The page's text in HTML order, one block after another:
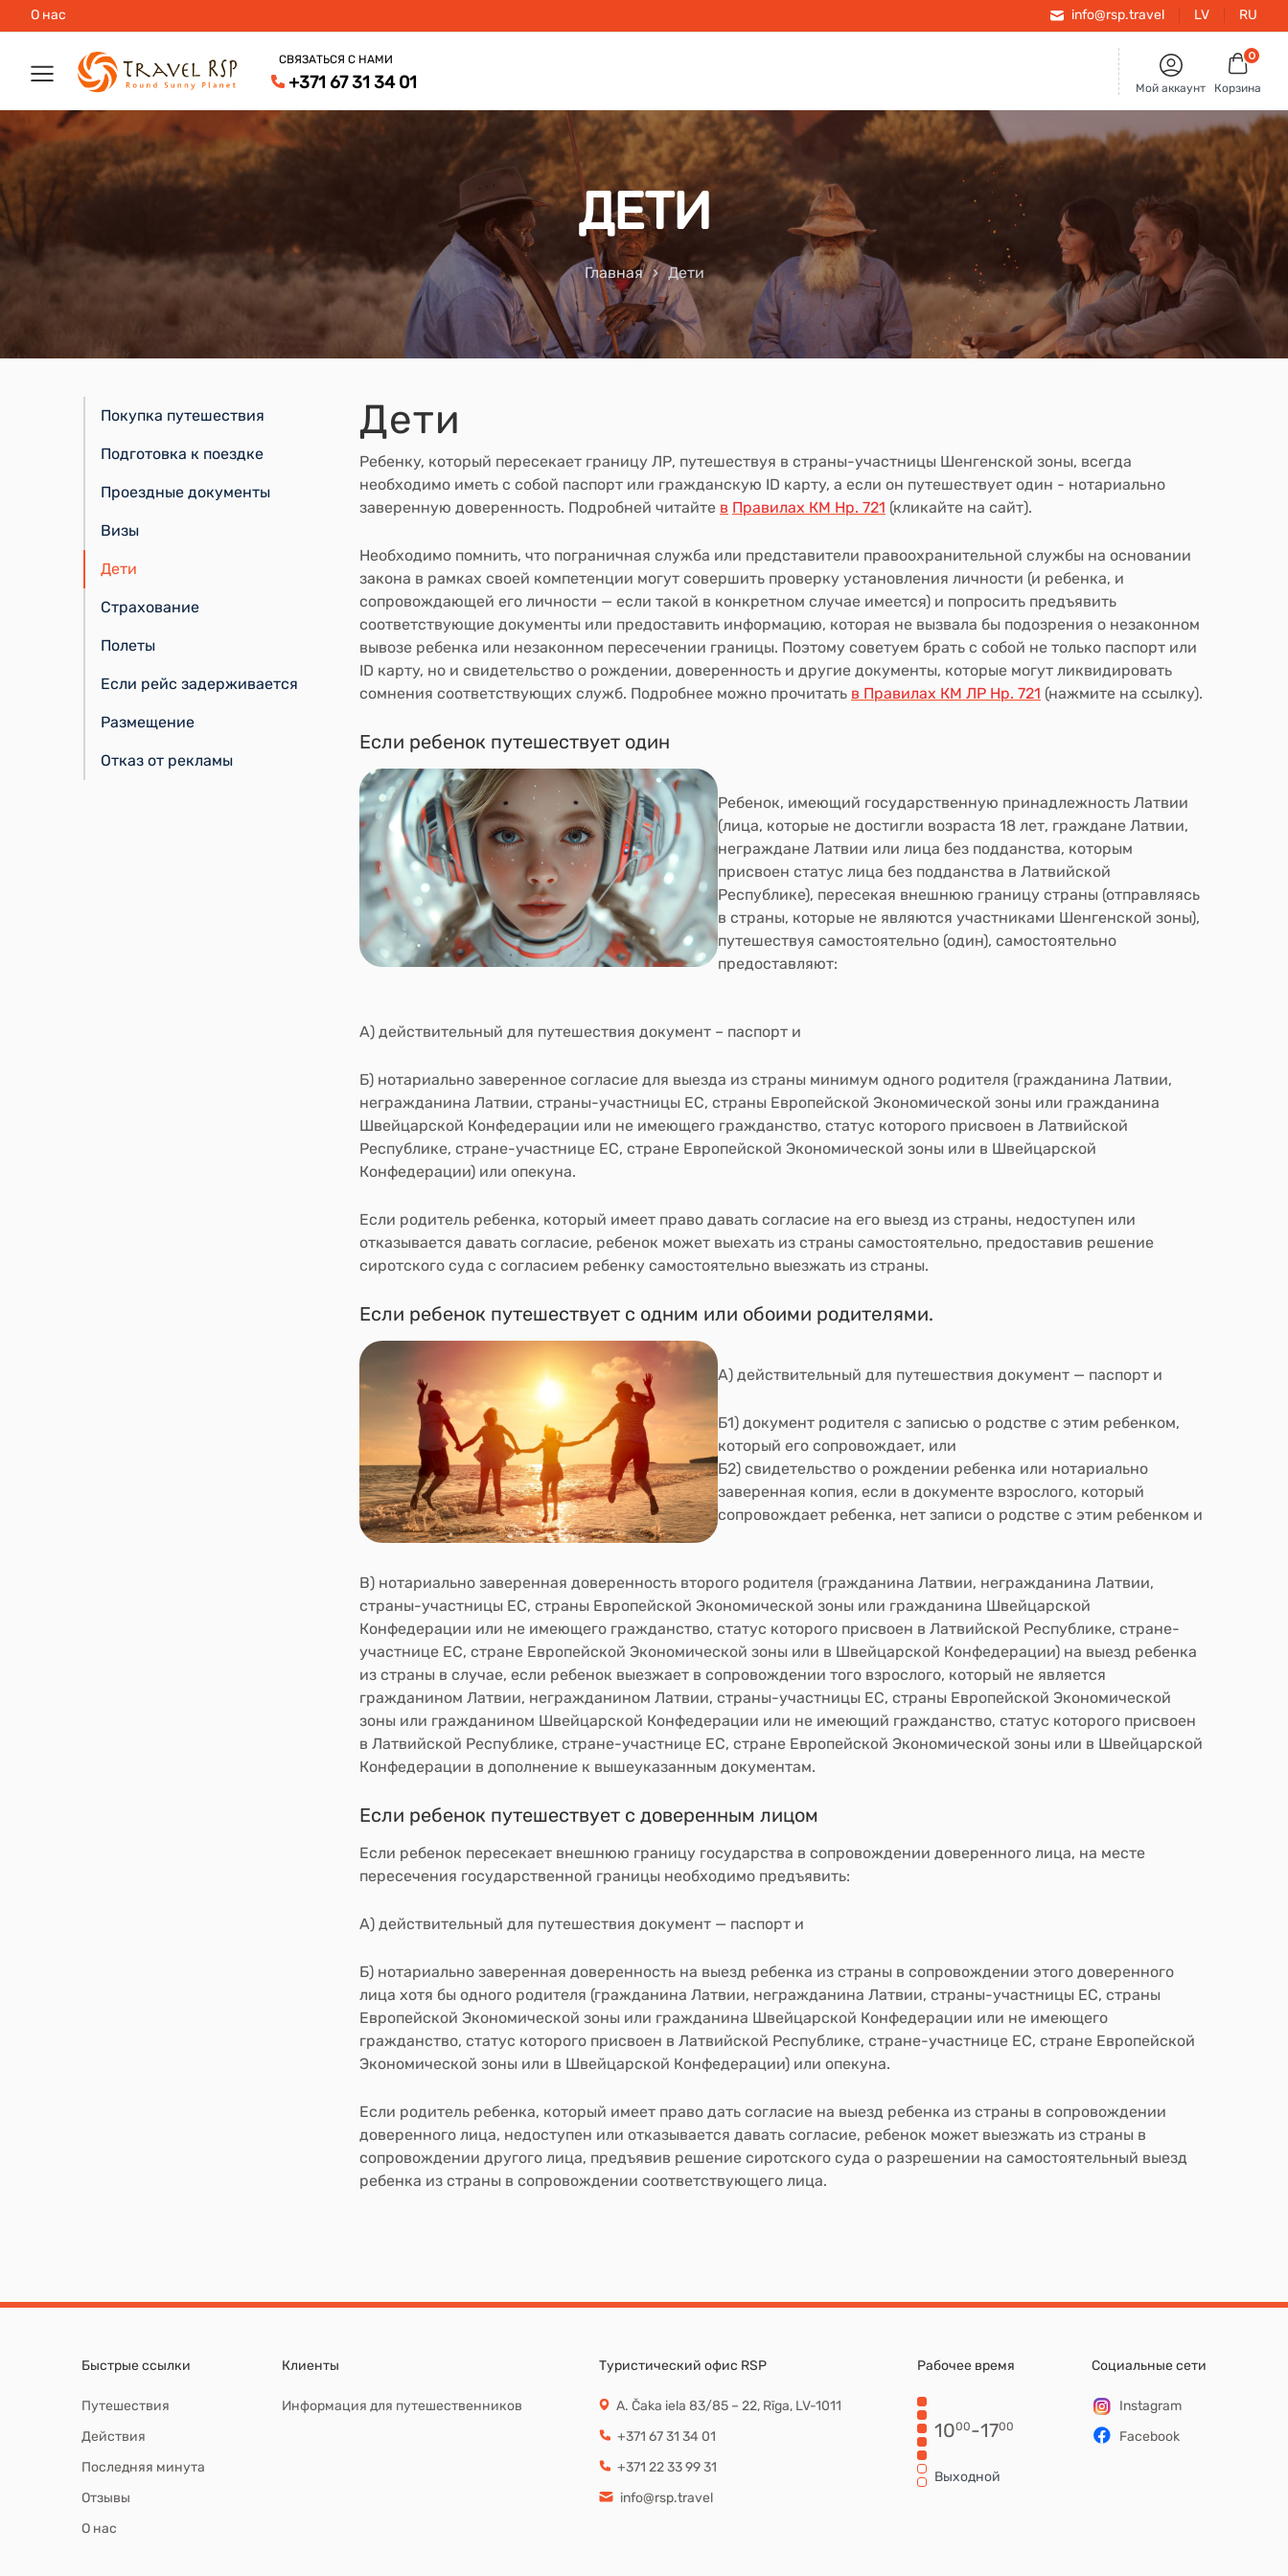
О нас info@rsp.travel LV RU
СВЯЗАТЬСЯ С НАМИ
+371 67 31 34 01 Мой аккаунт
0
Корзина
ДЕТИ
Главная Дети
Покупка путешествия
Подготовка к поездке
Проездные документы
Визы
Дети
Страхование
Полеты
Если рейс задерживается
Размещение
Отказ от рекламы
Дети
Ребенку, который пересекает границу ЛР, путешествуя в страны-участницы Шенгенской зоны, всегда
необходимо иметь с собой паспорт или гражданскую ID карту, а если он путешествует один - нотариально
заверенную доверенность. Подробней читайте в Правилах КМ Нр. 721 (кликайте на сайт).
Необходимо помнить, что пограничная служба или представители правоохранительной службы на основании
закона в рамках своей компетенции могут совершить проверку установления личности (и ребенка, и
сопровождающей его личности — если такой в конкретном случае имеется) и попросить предъявить
соответствующие документы или предоставить информацию, которая не вызвала бы подозрения о незаконном
вывозе ребенка или незаконном пересечении границы. Поэтому советуем брать с собой не только паспорт или
ID карту, но и свидетельство о рождении, доверенность и другие документы, которые могут ликвидировать
сомнения соответствующих служб. Подробнее можно прочитать в Правилах КМ ЛР Нр. 721 (нажмите на ссылку).
Если ребенок путешествует один
Ребенок, имеющий государственную принадлежность Латвии
(лица, которые не достигли возраста 18 лет, граждане Латвии,
неграждане Латвии или лица без подданства, которым
присвоен статус лица без подданства в Латвийской
Республике), пересекая внешнюю границу страны (отправляясь
в страны, которые не являются участниками Шенгенской зоны),
путешествуясамостоятельно (один), самостоятельно
предоставляют:
А) действительный для путешествия документ – паспорт и
Б) нотариально заверенное согласие для выезда из страны минимум одного родителя (гражданина Латвии,
негражданина Латвии, страны-участницы ЕС, страны Европейской Экономической зоны или гражданина
Швейцарской Конфедерации или не имеющего гражданство, статус которого присвоен в Латвийской
Республике, стране-участнице ЕС, стране Европейской Экономической зоны или в Швейцарской
Конфедерации) или опекуна.
Если родитель ребенка, который имеет право давать согласие на его выезд из страны, недоступен или
отказывается давать согласие, ребенок может выехать из страны самостоятельно, предоставив решение
сиротского суда с согласием ребенку самостоятельно выезжать из страны.
Если ребенок путешествует с одним или обоими родителями.
А) действительный для путешествия документ — паспорт и
Б1) документ родителя с записью о родстве с этим ребенком,
который его сопровождает, или
Б2) свидетельство о рождении ребенка или нотариально
заверенная копия, если в документе взрослого, который
сопровождает ребенка, нет записи о родстве с этим ребенком и
В) нотариально заверенная доверенность второго родителя (гражданина Латвии, негражданина Латвии,
страны-участницы ЕС, страны Европейской Экономической зоны или гражданина Швейцарской
Конфедерации или не имеющего гражданство, статус которого присвоен в Латвийской Республике, стране-
участнице ЕС, стране Европейской Экономической зоны или в Швейцарской Конфедерации) на выезд ребенка
из страны в случае, если ребенок выезжает в сопровождении того взрослого, который не является
гражданином Латвии, негражданином Латвии, страны-участницы ЕС, страны Европейской Экономической
зоны или гражданином Швейцарской Конфедерации или не имеющий гражданство, статус которого присвоен
в Латвийской Республике, стране-участнице ЕС, стране Европейской Экономической зоны или в Швейцарской
Конфедерации в дополнение к вышеуказанным документам.
Если ребенок путешествует с доверенным лицом
Если ребенок пересекает внешнюю границу государства в сопровождении доверенного лица, на месте
пересечения государственной границы необходимо предъявить:
А) действительный для путешествия документ — паспорт и
Б) нотариально заверенная доверенность на выезд ребенка из страны в сопровождении этого доверенного
лица хотя бы одного родителя (гражданина Латвии, негражданина Латвии, страны-участницы ЕС, страны
Европейской Экономической зоны или гражданина Швейцарской Конфедерации или не имеющего
гражданство, статус которого присвоен в Латвийской Республике, стране-участнице ЕС, стране Европейской
Экономической зоны или в Швейцарской Конфедерации) или опекуна.
Если родитель ребенка, который имеет право дать согласие на выезд ребенка из страны в сопровождении
доверенного лица, недоступен или отказывается давать согласие, ребенок может выезжать из страны в
сопровождении другого лица, предъявив решение сиротского суда о разрешении на самостоятельный выезд
ребенка из страны в сопровождении соответствующего лица.
Быстрые ссылки
Путешествия
Действия
Последняя минута
Отзывы
О нас
Клиенты
Информация для путешественников
Туристический офис RSP
A. Čaka iela 83/85 – 22, Rīga, LV-1011
+371 67 31 34 01
+371 22 33 99 31
info@rsp.travel
Рабочее время
1000-1700
Выходной
Социальные сети
Instagram
Facebook